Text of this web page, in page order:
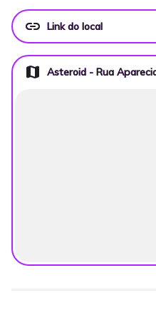
link Link do local
map Asteroid - Rua